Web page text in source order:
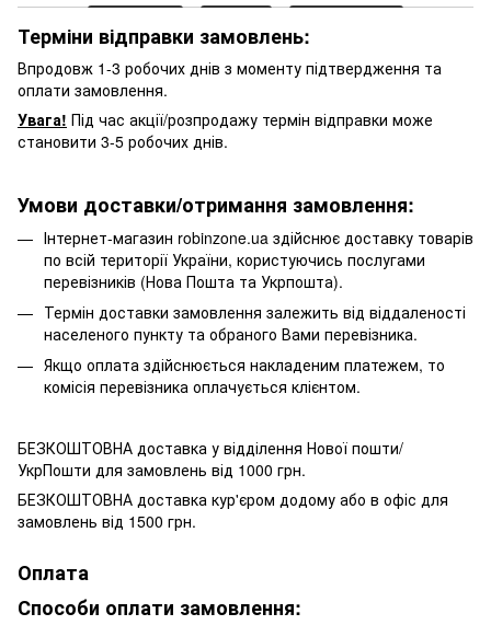
Терміни відправки замовлень:
Впродовж 1-3 робочих днів з моменту підтвердження та
оплати замовлення.
Увага! Під час акції/розпродажу термін відправки може
становити 3-5 робочих днів.
Умови доставки/отримання замовлення:
Інтернет-магазин robinzone.ua здійснює доставку товарів
по всій території України, користуючись послугами
перевізників (Нова Пошта та Укрпошта).
Термін доставки замовлення залежить від віддаленості
населеного пункту та обраного Вами перевізника.
Якщо оплата здійснюється накладеним платежем, то
комісія перевізника оплачується клієнтом.
БЕЗКОШТОВНА доставка у відділення Нової пошти/
УкрПошти для замовлень від 1000 грн.
БЕЗКОШТОВНА доставка кур'єром додому або в офіс для
замовлень від 1500 грн.
Оплата
Способи оплати замовлення: